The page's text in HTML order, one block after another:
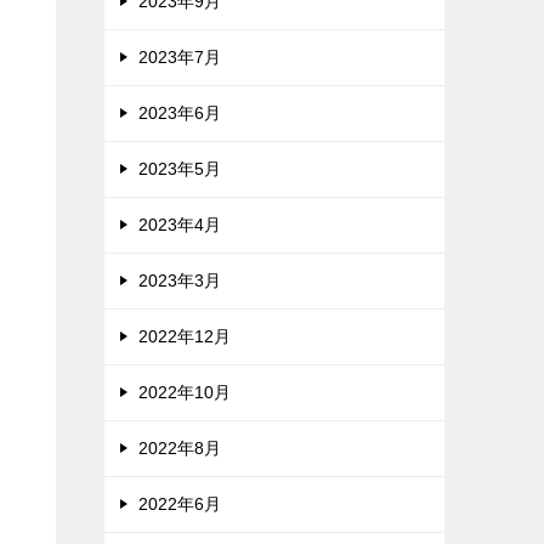
2023年7月
2023年6月
2023年5月
2023年4月
2023年3月
2022年12月
2022年10月
2022年8月
2022年6月